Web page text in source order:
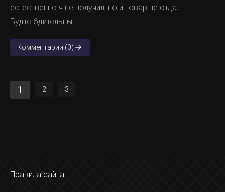
естественно я не получил, но и товар не отдал.
Будте бдительны.
Комментарии (0)
1 2 3
Правила сайта